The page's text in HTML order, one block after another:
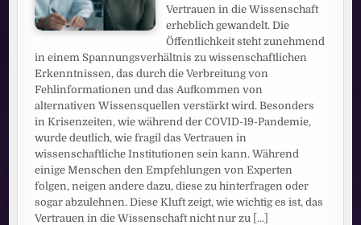
Vertrauen in die Wissenschaft
erheblich gewandelt. Die
Öffentlichkeit steht zunehmend
in einem Spannungsverhältnis zu wissenschaftlichen
Erkenntnissen, das durch die Verbreitung von
Fehlinformationen und das Aufkommen von
alternativen Wissensquellen verstärkt wird. Besonders
in Krisenzeiten, wie während der COVID-19-Pandemie,
wurde deutlich, wie fragil das Vertrauen in
wissenschaftliche Institutionen sein kann. Während
einige Menschen den Empfehlungen von Experten
folgen, neigen andere dazu, diese zu hinterfragen oder
sogar abzulehnen. Diese Kluft zeigt, wie wichtig es ist, das
Vertrauen in die Wissenschaft nicht nur zu [...]